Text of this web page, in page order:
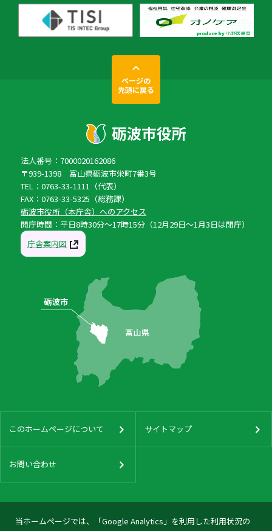
当ホームページでは、「Google Analytics」を利用した利用状況の
ページの
先頭に戻る
法人番号：7000020162086
〒939-1398 富山県砺波市栄町7番3号
TEL：0763-33-1111（代表）
FAX：0763-33-5325（総務課）
砺波市役所（本庁舎）へのアクセス
開庁時間：平日8時30分〜17時15分（12月29日〜1月3日は閉庁）
庁舎案内図
このホームページについて サイトマップ
お問い合わせ